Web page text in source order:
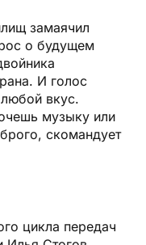
замаячил
о будущем
И голос
вкус.
музыку или
скомандует
цикла передач